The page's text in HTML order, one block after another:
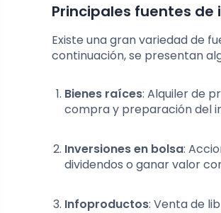
Principales fuentes
Existe una gran variedad de
continuación, se presentan
Bienes raíces: Alquiler de
compra y preparación del
Inversiones en bolsa:
dividendos o ganar valor
Infoproductos: Venta de